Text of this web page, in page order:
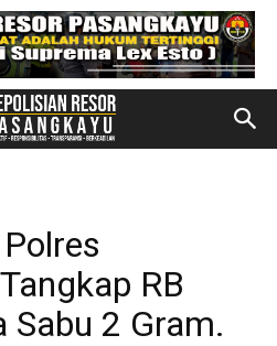
RB
Sabu 2 Gram.